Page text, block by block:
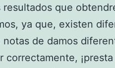
resultados que
ya que, existen
notas de damos
correctamente,